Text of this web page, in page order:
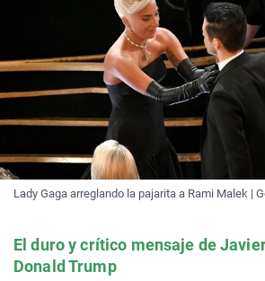
Lady Gaga arreglando la pajarita a Rami Malek |
El duro y crítico mensaje de
Donald Trump